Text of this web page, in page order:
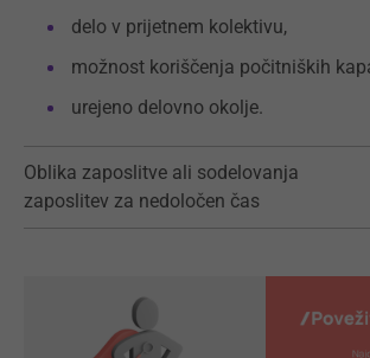
delo v prijetnem kolektivu,
možnost koriščenja počitniških
urejeno delovno okolje.
Oblika zaposlitve ali sodelovanja
zaposlitev za nedoločen čas